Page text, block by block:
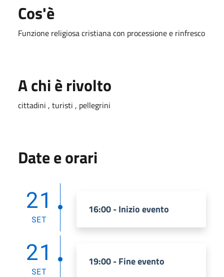
Cos'è
Funzione religiosa cristiana con processione e rinfresco
A chi è rivolto
cittadini , turisti , pellegrini
Date e orari
21
SET
16:00 - Inizio evento
21
SET
19:00 - Fine evento